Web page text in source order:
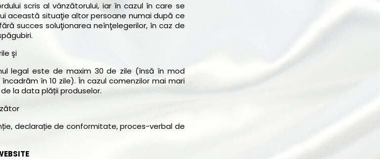
scris al vânzătorului, iar în cazul în care se
această situaţie altor persoane numai după ce
succes soluţionarea neînţelegerilor, în caz de
şi
legal este de maxim 30 de zile (însă în mod
în 10 zile). În cazul comenzilor mai mari
la data plății produselor.
declarație de conformitate, proces-verbal de